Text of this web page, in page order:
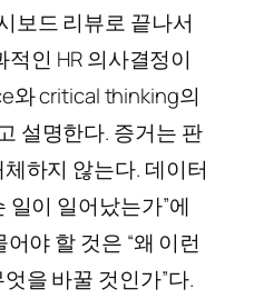
보드 리뷰로 끝나서
적인 HR 의사결정이
와 critical thinking의
설명한다. 증거는 판
하지 않는다. 데이터
일이 일어났는가”에
야 할 것은 “왜 이런
을 바꿀 것인가”다.